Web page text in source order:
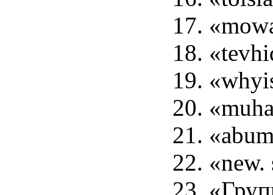
«new.